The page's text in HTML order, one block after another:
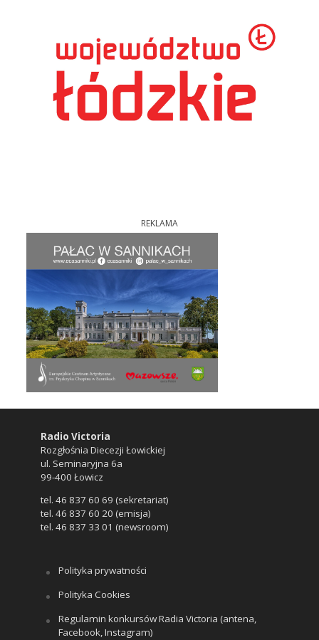
REKLAMA
Radio Victoria
Rozgłośnia Diecezji Łowickiej
ul. Seminaryjna 6a
99-400 Łowicz
tel. 46 837 60 69 (sekretariat)
tel. 46 837 60 20 (emisja)
tel. 46 837 33 01 (newsroom)
Polityka prywatności
Polityka Cookies
Regulamin konkursów Radia Victoria (antena,
Facebook, Instagram)